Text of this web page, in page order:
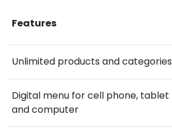
Features
Unlimited products and categories
Digital menu for cell phone, tablet
and computer